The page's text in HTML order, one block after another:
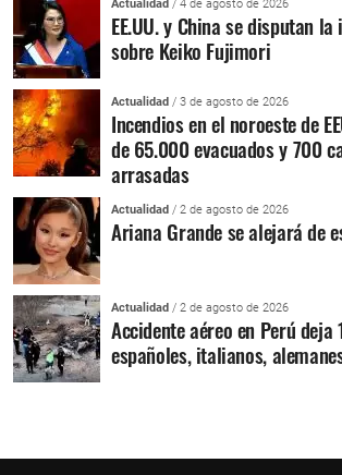
Actualidad / 4 de agosto de 2026
EE.UU. y China se disputan
sobre Keiko Fujimori
Actualidad / 3 de agosto de 2026
Incendios en el noroeste de
de 65.000 evacuados y 700
arrasadas
Actualidad / 2 de agosto de 2026
Ariana Grande se alejará de
Actualidad / 2 de agosto de 2026
Accidente aéreo en Perú deja
españoles, italianos,